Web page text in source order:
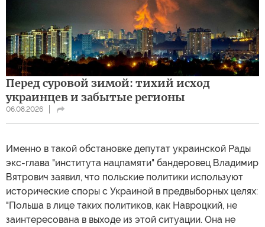
Перед суровой зимой: тихий исход
украинцев и забытые регионы
06.08.2026
Именно в такой обстановке депутат украинской Рады
экс-глава "института нацпамяти" бандеровец Владимир
Вятрович заявил, что польские политики используют
исторические споры с Украиной в предвыборных целях:
"Польша в лице таких политиков, как Навроцкий, не
заинтересована в выходе из этой ситуации. Она не